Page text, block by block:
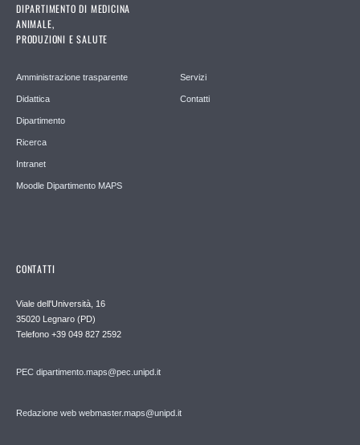
DIPARTIMENTO DI MEDICINA
ANIMALE,
PRODUZIONI E SALUTE
Amministrazione trasparente
Didattica
Dipartimento
Ricerca
Intranet
Moodle Dipartimento MAPS
Servizi
Contatti
CONTATTI
Viale dell'Università, 16
35020 Legnaro (PD)
Telefono +39 049 827 2592
PEC dipartimento.maps@pec.unipd.it
Redazione web webmaster.maps@unipd.it